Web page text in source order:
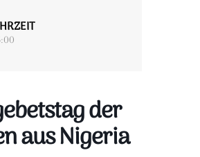
der
aus Nigeria